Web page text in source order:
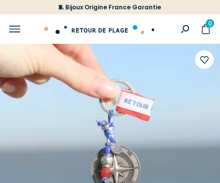
🧵 Bijoux Origine France Garantie
0